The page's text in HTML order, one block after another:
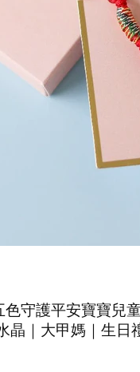
色守護平安寶寶兒
晶｜大甲媽｜生